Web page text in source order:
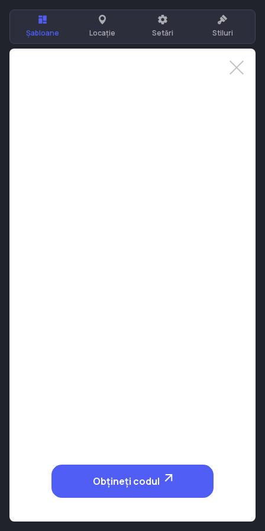
Șabloane Locație Setări Stiluri
Obțineți codul